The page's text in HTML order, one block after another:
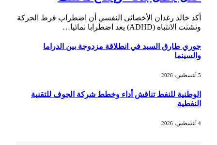
أكد خالد رغدان الأخصائي النفسي أن اضطراب فرط الحركة
وتشتت الانتباه (ADHD) يعد اضطرابا نمائيا…
جوري طارق السيد في انطلاقة مزدوجة بين الدراما
والسينما
الوطنية للنفط تناقش أداء وخطط شركة الجوف للتقنية
النفطية